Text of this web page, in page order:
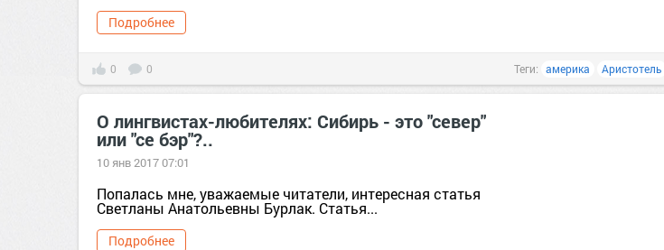
Подробнее
0 0 Теги: америка Аристотель
О лингвистах-любителях: Сибирь - это "север"
или "се бэр"?..
10 янв 2017 07:01
Попалась мне, уважаемые читатели, интересная статья
Светланы Анатольевны Бурлак. Статья...
Подробнее